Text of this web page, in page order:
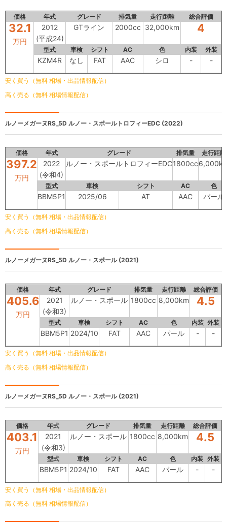
価格 年式 グレード 排気量 走行距離 総合評価
32.1
万円
2012
(平成24)
GTライン 2000cc 32,000km 4
型式 車検 シフト AC 色 内装 外装
KZM4R なし FAT AAC シロ - -
安く買う（無料 相場・出品情報配信）
高く売る（無料 相場情報配信）
ルノーメガーヌRS_5D ルノー・スポールトロフィーEDC (2022)
価格 年式 グレード 排気量 走行距離
397.2
万円
2022
(令和4)
ルノー・スポールトロフィーEDC1800cc
型式 車検 シフト AC 色
BBM5P1 2025/06 AT AAC パール
安く買う（無料 相場・出品情報配信）
高く売る（無料 相場情報配信）
ルノーメガーヌRS_5D ルノー・スポール (2021)
価格 年式 グレード 排気量 走行距離 総合評価
405.6
万円
2021
(令和3)
ルノー・スポール 1800cc 8,000km 4.5
型式 車検 シフト AC 色 内装 外装
BBM5P1 2024/10 FAT AAC パール - -
安く買う（無料 相場・出品情報配信）
高く売る（無料 相場情報配信）
ルノーメガーヌRS_5D ルノー・スポール (2021)
価格 年式 グレード 排気量 走行距離 総合評価
403.1
万円
2021
(令和3)
ルノー・スポール 1800cc 8,000km 4.5
型式 車検 シフト AC 色 内装 外装
BBM5P1 2024/10 FAT AAC パール - -
安く買う（無料 相場・出品情報配信）
高く売る（無料 相場情報配信）